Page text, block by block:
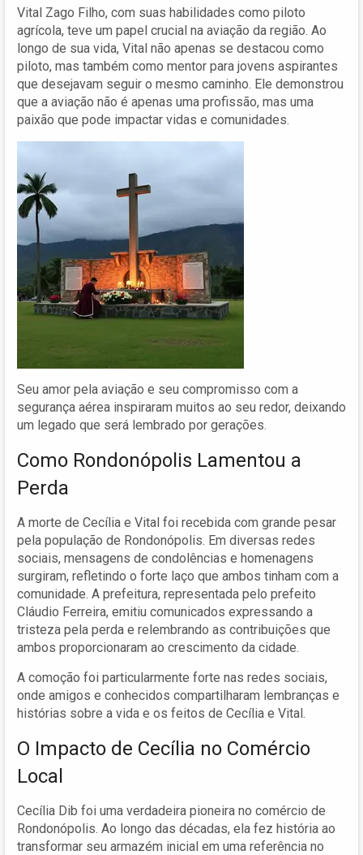
Vital Zago Filho, com suas habilidades como piloto
agrícola, teve um papel crucial na aviação da região. Ao
longo de sua vida, Vital não apenas se destacou como
piloto, mas também como mentor para jovens aspirantes
que desejavam seguir o mesmo caminho. Ele demonstrou
que a aviação não é apenas uma profissão, mas uma
paixão que pode impactar vidas e comunidades.
Seu amor pela aviação e seu compromisso com a
segurança aérea inspiraram muitos ao seu redor, deixando
um legado que será lembrado por gerações.
Como Rondonópolis Lamentou a
Perda
A morte de Cecília e Vital foi recebida com grande pesar
pela população de Rondonópolis. Em diversas redes
sociais, mensagens de condolências e homenagens
surgiram, refletindo o forte laço que ambos tinham com a
comunidade. A prefeitura, representada pelo prefeito
Cláudio Ferreira, emitiu comunicados expressando a
tristeza pela perda e relembrando as contribuições que
ambos proporcionaram ao crescimento da cidade.
A comoção foi particularmente forte nas redes sociais,
onde amigos e conhecidos compartilharam lembranças e
histórias sobre a vida e os feitos de Cecília e Vital.
O Impacto de Cecília no Comércio
Local
Cecília Dib foi uma verdadeira pioneira no comércio de
Rondonópolis. Ao longo das décadas, ela fez história ao
transformar seu armazém inicial em uma referência no